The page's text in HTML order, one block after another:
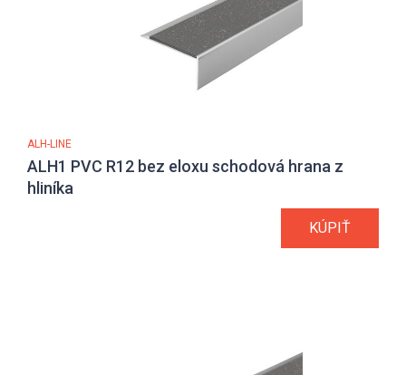
ALH-LINE
ALH1 PVC R12 bez eloxu schodová hrana z
hliníka
KÚPIŤ